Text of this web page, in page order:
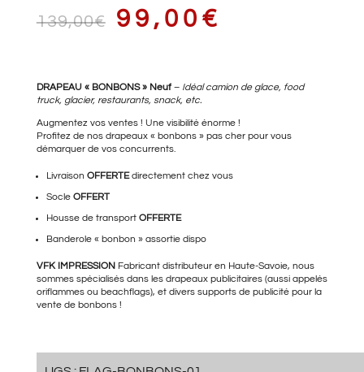
139,00€ LE
PRIX
INITIAL
ÉTAIT :
139,00€.
99,00 €
PRIX
99,00€.
DRAPEAU « BONBONS » Neuf– Idéal camion de glace, food
truck, glacier, restaurants, snack, etc.
Augmentez vos ventes ! Une visibilité énorme !
Profitez de nos drapeaux « bonbons » pas cher pour vous
démarquer de vos concurrents.
Livraison OFFERTEdirectement chez vous
Socle OFFERT
Housse de transport OFFERTE
Banderole « bonbon »assortie dispo
VFK IMPRESSION Fabricant distributeur en Haute-Savoie, nous
sommes spécialisés dans les drapeaux publicitaires (aussi appelés
oriflammes ou beachflags), et divers supports de publicité pour la
vente de bonbons !